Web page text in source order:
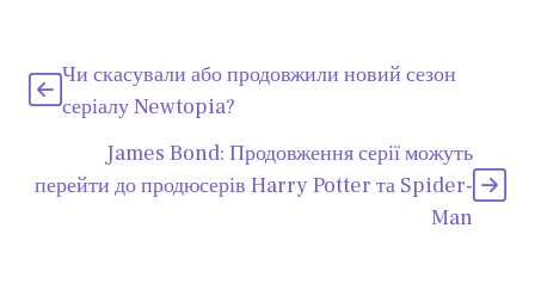
Чи скасували або продовжили новий сезон
серіалу Newtopia?
James Bond: Продовження серії можуть
перейти до продюсерів Harry Potter та Spider-
Man